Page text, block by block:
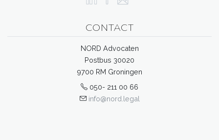
CONTACT
NORD Advocaten
Postbus 30020
9700 RM Groningen
050- 211 00 66
info@nord.legal